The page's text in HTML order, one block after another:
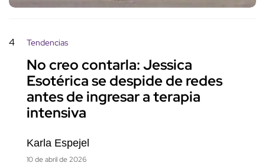
4 Tendencias
No creo contarla: Jessica
Esotérica se despide de redes
antes de ingresar a terapia
intensiva
Karla Espejel
10 de abril de 2026